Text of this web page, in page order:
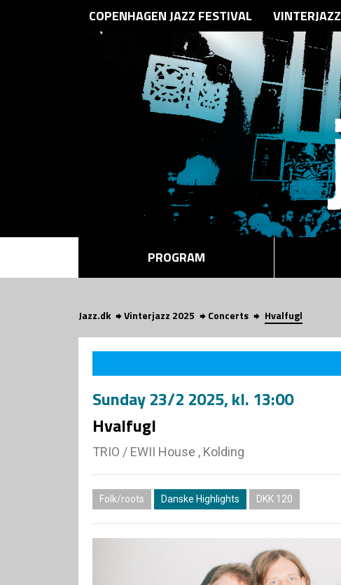
COPENHAGEN JAZZ FESTIVAL VINTERJAZZ
PROGRAM
Jazz.dk Vinterjazz 2025 Concerts Hvalfugl
Sunday23/2 2025, kl. 13:00
Hvalfugl
TRIO / EWII House , Kolding
Folk/roots Danske Highlights DKK 120